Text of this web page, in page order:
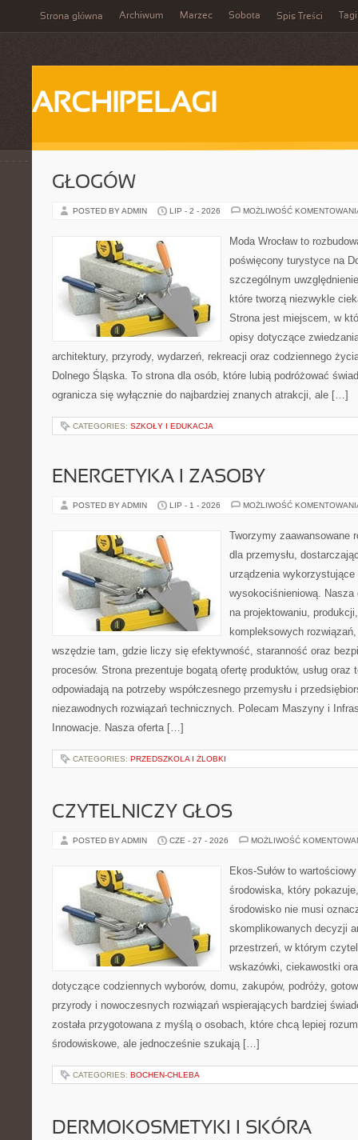
Strona główna Archiwum Marzec Sobota Spis Treści Tagi
ARCHIPELAGI
GŁOGÓW
POSTED BY ADMIN LIP - 2 - 2026 MOŻLIWOŚĆ
Moda Wrocław to
poświęcony turystyce na
szczególnym
które tworzą niezwykle
Strona jest miejscem, w
opisy dotyczące
architektury, przyrody, wydarzeń, rekreacji oraz codziennego
Dolnego Śląska. To strona dla osób, które lubią podróżować
ogranicza się wyłącznie do najbardziej znanych atrakcji, ale […]
CATEGORIES: SZKOŁY I EDUKACJA
ENERGETYKA I ZASOBY
POSTED BY ADMIN LIP - 1 - 2026 MOŻLIWOŚĆ
Tworzymy zaawansowane
dla przemysłu,
urządzenia wykorzystujące
wysokociśnieniową. Nasza
na projektowaniu,
kompleksowych
wszędzie tam, gdzie liczy się efektywność, staranność oraz
procesów. Strona prezentuje bogatą ofertę produktów, usług oraz
odpowiadają na potrzeby współczesnego przemysłu i
niezawodnych rozwiązań technicznych. Polecam Maszyny i
Innowacje. Nasza oferta […]
CATEGORIES: PRZEDSZKOLA I ŻLOBKI
CZYTELNICZY GŁOS
POSTED BY ADMIN CZE - 27 - 2026 MOŻLIWOŚĆ
Ekos-Sułów to
środowiska, który
środowisko nie musi
skomplikowanych decyzji
przestrzeń, w którym
wskazówki, ciekawostki
dotyczące codziennych wyborów, domu, zakupów, podróży,
przyrody i nowoczesnych rozwiązań wspierających bardziej
została przygotowana z myślą o osobach, które chcą lepiej
środowiskowe, ale jednocześnie szukają […]
CATEGORIES: BOCHEN-CHLEBA
DERMOKOSMETYKI I SKÓRA